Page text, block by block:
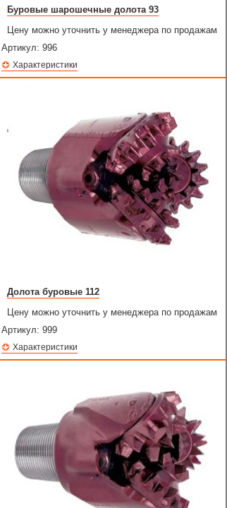
Буровые шарошечные долота 93
Цену можно уточнить у менеджера по продажам
Артикул: 996
Характеристики
Долота буровые 112
Цену можно уточнить у менеджера по продажам
Артикул: 999
Характеристики